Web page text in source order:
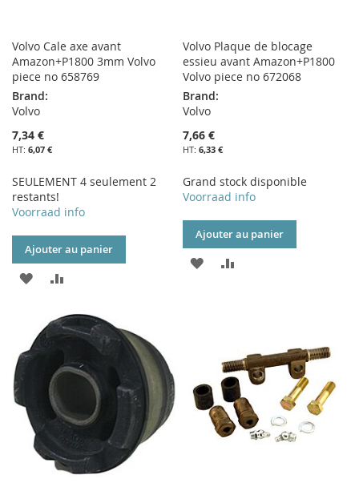
Volvo Cale axe avant
Amazon+P1800 3mm Volvo
piece no 658769
Brand:
Volvo
7,34 €
6,07 €
SEULEMENT 4 seulement 2
restants!
Voorraad info
Ajouter au panier
AJOUTER
MA
LISTE
D’ENVIE
COMPARATEUR
Volvo Plaque de blocage
essieu avant Amazon+P1800
Volvo piece no 672068
Brand:
Volvo
7,66 €
6,33 €
Grand stock disponible
Voorraad info
Ajouter au panier
AJOUTER
D’ENVIE